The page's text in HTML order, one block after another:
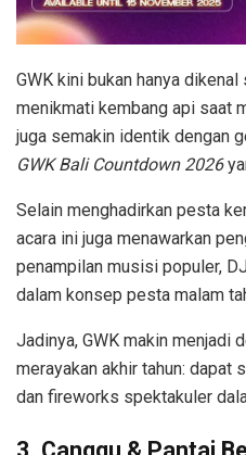
GWK kini bukan hanya
menikmati kembang api saat
juga semakin identik dengan
GWK Bali Countdown 2026
Selain menghadirkan pesta
acara ini juga menawarkan
penampilan musisi populer,
dalam konsep pesta malam
Jadinya, GWK makin menjadi
merayakan akhir tahun: dapat
dan fireworks spektakuler